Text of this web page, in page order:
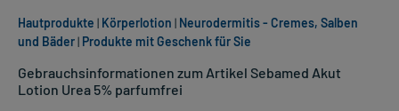
Gebrauchsinformationen zum Artikel Sebamed Akut
Lotion Urea 5% parfumfrei
Hautprodukte | Körperlotion | Neurodermitis - Cremes, Salben
und Bäder| Produkte mit Geschenk für Sie